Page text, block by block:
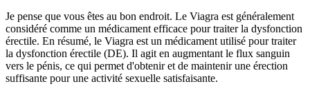
Je pense que vous êtes au bon endroit. Le Viagra est généralement
considéré comme un médicament efficace pour traiter la dysfonction
érectile. En résumé, le Viagra est un médicament utilisé pour traiter
la dysfonction érectile (DE). Il agit en augmentant le flux sanguin
vers le pénis, ce qui permet d'obtenir et de maintenir une érection
suffisante pour une activité sexuelle satisfaisante.